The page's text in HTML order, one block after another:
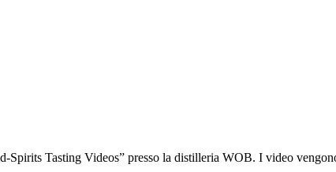
Tasting Videos” presso la distilleria WOB. I video